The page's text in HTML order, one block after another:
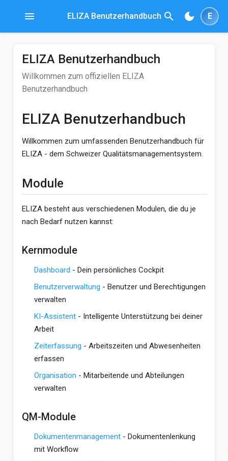
menu ELIZA Benutzerhandbuch search dark_mode E
ELIZA Benutzerhandbuch
Willkommen zum offiziellen ELIZA
Benutzerhandbuch
ELIZA Benutzerhandbuch
Willkommen zum umfassenden Benutzerhandbuch für
ELIZA - dem Schweizer Qualitätsmanagementsystem.
Module
ELIZA besteht aus verschiedenen Modulen, die du je
nach Bedarf nutzen kannst:
Kernmodule
Dashboard - Dein persönliches Cockpit
Benutzerverwaltung - Benutzer und Berechtigungen
verwalten
KI-Assistent- Intelligente Unterstützung bei deiner
Arbeit
Zeiterfassung - Arbeitszeiten und Abwesenheiten
erfassen
Organisation - Mitarbeitende und Abteilungen
verwalten
QM-Module
Dokumentenmanagement- Dokumentenlenkung
mit Workflow